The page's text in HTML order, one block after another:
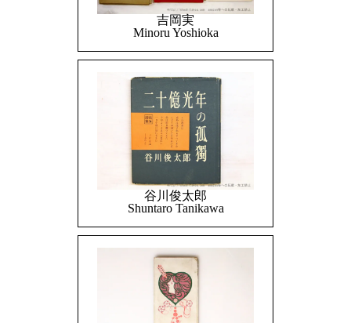
吉岡実
Minoru Yoshioka
谷川俊太郎
Shuntaro Tanikawa